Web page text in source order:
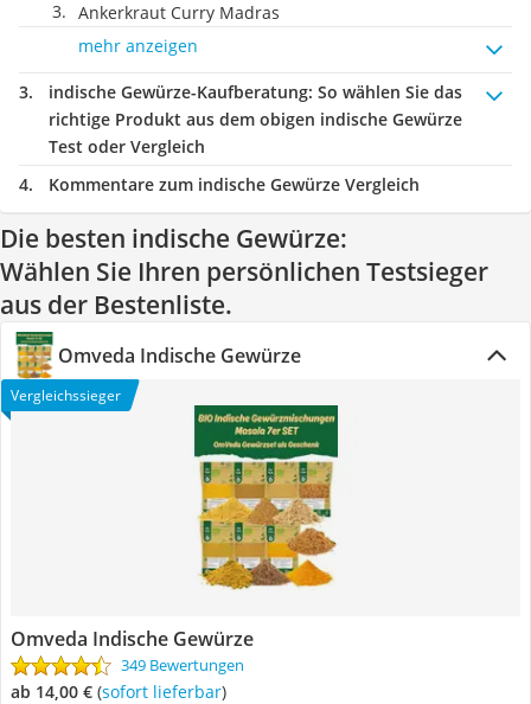
Ankerkraut Curry Madras
mehr anzeigen
indische Gewürze-Kaufberatung: So wählen Sie das
richtige Produkt aus dem obigen indische Gewürze
Test oder Vergleich
Kommentare zum indische Gewürze Vergleich
Die besten indische Gewürze:
Wählen Sie Ihren persönlichen Testsieger
aus der Bestenliste.
Omveda Indische Gewürze
Vergleichssieger
Omveda Indische Gewürze
349 Bewertungen
ab 14,00 € ( Sofort lieferbar)